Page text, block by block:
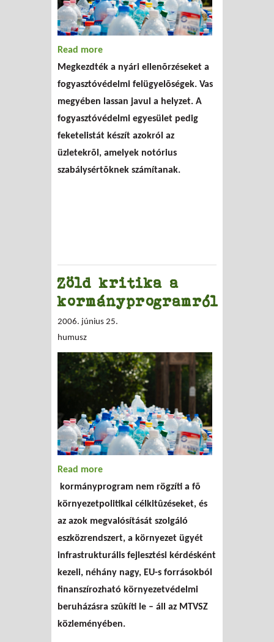
Read more
Megkezdték a nyári ellenõrzéseket a
fogyasztóvédelmi felügyelõségek. Vas
megyében lassan javul a helyzet. A
fogyasztóvédelmi egyesület pedig
feketelistát készít azokról az
üzletekrõl, amelyek notórius
szabálysértõknek számítanak.
Zöld kritika a
kormányprogramról
2006. június 25.
humusz
Read more
kormányprogram nem rögzíti a fõ
környezetpolitikai célkitûzéseket, és
az azok megvalósítását szolgáló
eszközrendszert, a környezet ügyét
infrastrukturális fejlesztési kérdésként
kezeli, néhány nagy, EU-s forrásokból
finanszírozható környezetvédelmi
beruházásra szûkíti le – áll az MTVSZ
közleményében.